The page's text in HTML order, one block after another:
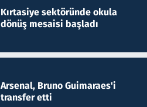
Kırtasiye sektöründe okula
dönüş mesaisi başladı
Arsenal, Bruno Guimaraes'i
transfer etti